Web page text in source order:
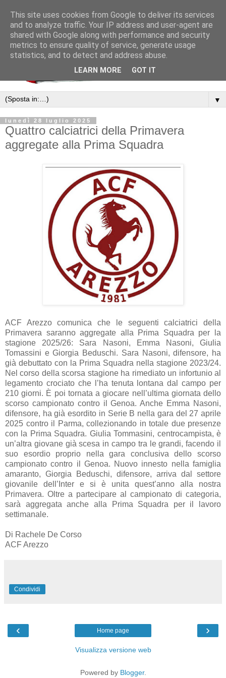
▼
lunedì 28 luglio 2025
Quattro calciatrici della Primavera
aggregate alla Prima Squadra
ACF Arezzo comunica che le seguenti calciatrici della
Primavera saranno aggregate alla Prima Squadra per la
stagione 2025/26: Sara Nasoni, Emma Nasoni, Giulia
Tomassini e Giorgia Beduschi. Sara Nasoni, difensore, ha
già debuttato con la Prima Squadra nella stagione 2023/24.
Nel corso della scorsa stagione ha rimediato un infortunio al
legamento crociato che l’ha tenuta lontana dal campo per
210 giorni. È poi tornata a giocare nell’ultima giornata dello
scorso campionato contro il Genoa. Anche Emma Nasoni,
difensore, ha già esordito in Serie B nella gara del 27 aprile
2025 contro il Parma, collezionando in totale due presenze
con la Prima Squadra. Giulia Tommasini, centrocampista, è
un’altra giovane già scesa in campo tra le grandi, facendo il
suo esordio proprio nella gara conclusiva dello scorso
campionato contro il Genoa. Nuovo innesto nella famiglia
amaranto, Giorgia Beduschi, difensore, arriva dal settore
giovanile dell’Inter e si è unita quest’anno alla nostra
Primavera. Oltre a partecipare al campionato di categoria,
sarà aggregata anche alla Prima Squadra per il lavoro
settimanale.
Di Rachele De Corso
ACF Arezzo
Condividi
‹ ›
Home page
Visualizza versione web
Powered by Blogger.
This site uses cookies from Google to deliver its services
and to analyze traffic. Your IP address and user-agent are
shared with Google along with performance and security
metrics to ensure quality of service, generate usage
statistics, and to detect and address abuse.
LEARN MORE GOT IT